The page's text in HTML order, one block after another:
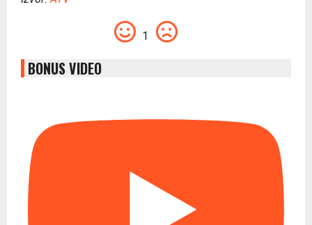
1
BONUS VIDEO